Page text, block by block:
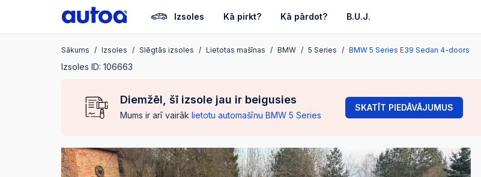
Izsoles Kā pirkt? Kā pārdot? B.U.J.
Sākums Izsoles Slēgtās izsoles Lietotas mašīnas BMW 5 Series BMW 5 Series E39 Sedan 4-doors
Izsoles ID: 106663
Diemžēl, šī izsole jau ir beigusies
Mums ir arī vairāk lietotu automašīnu BMW 5 Series
SKATĪT PIEDĀVĀJUMUS